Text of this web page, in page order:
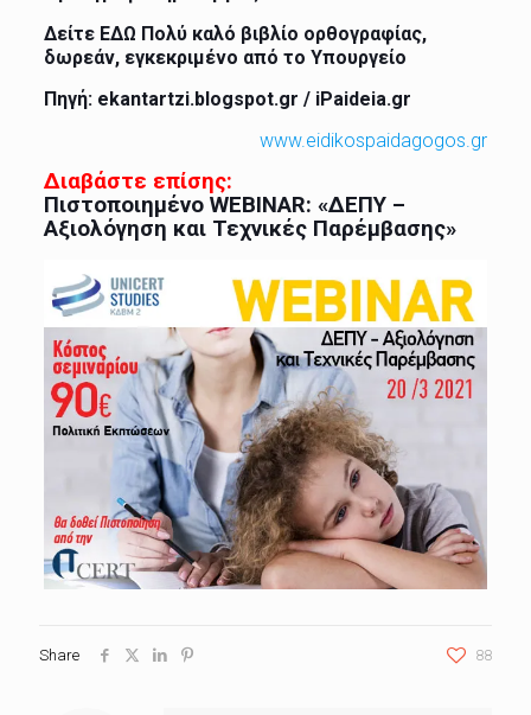
Δείτε ΕΔΩ Πολύ καλό βιβλίο ορθογραφίας,
δωρεάν, εγκεκριμένο από το Υπουργείο
Πηγή: ekantartzi.blogspot.gr / iPaideia.gr
www.eidikospaidagogos.gr
Διαβάστε επίσης:
Πιστοποιημένο WEBINAR: «ΔΕΠΥ –
Αξιολόγηση και Τεχνικές Παρέμβασης»
Share 88